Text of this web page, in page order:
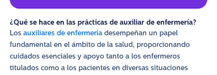
¿Qué se hace en las prácticas de auxiliar de enfermería?
Los auxiliares de enfermería desempeñan un papel
fundamental en el ámbito de la salud, proporcionando
cuidados esenciales y apoyo tanto a los enfermeros
titulados como a los pacientes en diversas situaciones